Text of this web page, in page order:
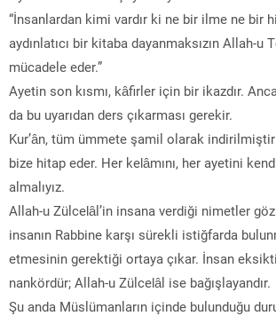
“İnsanlardan kimi vardır ki ne bir ilme ne bir
aydınlatıcı bir kitaba dayanmaksızın Allah-u
mücadele eder.”
Ayetin son kısmı, kâfirler için bir ikazdır.
da bu uyarıdan ders çıkarması gerekir.
Kur’ân, tüm ümmete şamil olarak
bize hitap eder. Her kelâmını, her ayetini
almalıyız.
Allah-u Zülcelâl’in insana verdiği nimetler göz
insanın Rabbine karşı sürekli istiğfarda
etmesinin gerektiği ortaya çıkar. İnsan
nankördür; Allah-u Zülcelâl ise bağışlayandır.
Şu anda Müslümanların içinde bulunduğu